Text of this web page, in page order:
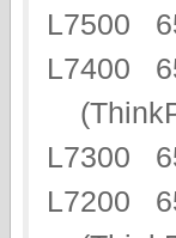
L7500
L7400
L7300
L7200